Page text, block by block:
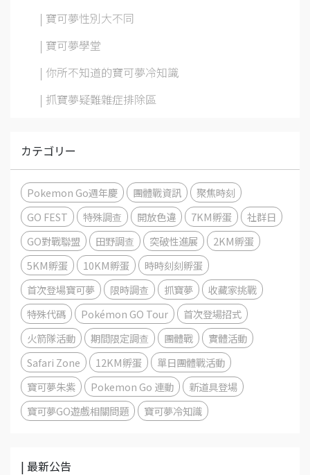
| 寶可夢性別大不同
| 寶可夢學堂
| 你所不知道的寶可夢冷知識
| 抓寶夢疑難雜症排除區
カテゴリー
Pokemon Go週年慶 團體戰資訊
聚焦時刻
GO FEST
特殊調查 開放色違 7KM孵蛋
社群日
GO對戰聯盟
田野調查 突破性進展
2KM孵蛋
5KM孵蛋
10KM孵蛋
時時刻刻孵蛋
首次登場寶可夢
限時調查 抓寶夢
收藏家挑戰
特殊代碼
Pokémon GO Tour
首次登場招式
火箭隊活動
期間限定調查 團體戰
實體活動
Safari Zone
12KM孵蛋
單日團體戰活動
寶可夢朱紫
Pokemon Go 連動
新道具登場
寶可夢GO遊戲相關問題
寶可夢冷知識
| 最新公告